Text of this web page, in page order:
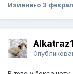
Изменено 3